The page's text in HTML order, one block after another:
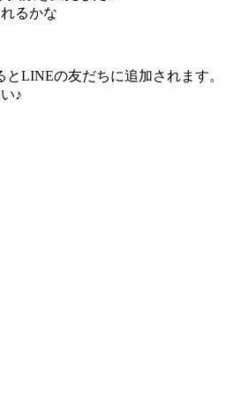
LINEの友だちに追加されます。
♪